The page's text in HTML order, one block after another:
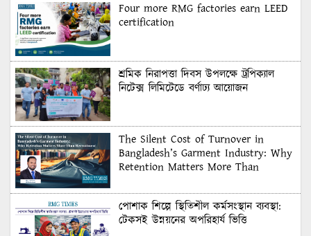
Four more RMG factories earn LEED
certification
শ্রমিক নিরাপত্তা দিবস উপলক্ষে ট্রপিক্যাল
নিটেক্স লিমিটেডে বর্ণাঢ্য আয়োজন
The Silent Cost of Turnover in
Bangladesh’s Garment Industry: Why
Retention Matters More Than
পোশাক শিল্পে স্থিতিশীল কর্মসংস্থান ব্যবস্থা:
টেকসই উন্নয়নের অপরিহার্য ভিত্তি